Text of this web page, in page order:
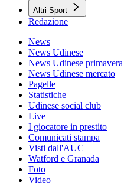
Altri Sport
Redazione
News
News Udinese
News Udinese primavera
News Udinese mercato
Pagelle
Statistiche
Udinese social club
Live
I giocatore in prestito
Comunicati stampa
Visti dall'AUC
Watford e Granada
Foto
Video